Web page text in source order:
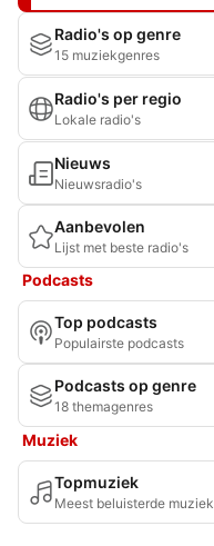
Radio's op genre
15 muziekgenres
Radio's per regio
Lokale radio's
Nieuws
Nieuwsradio's
Aanbevolen
Lijst met beste radio's
Podcasts
Top podcasts
Populairste podcasts
Podcasts op genre
18 themagenres
Muziek
Topmuziek
Meest beluisterde muziek